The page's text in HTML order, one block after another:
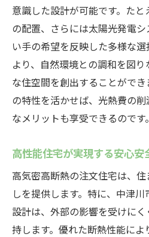
意識した設計が可能です。た
の配置、さらには太陽光発電
い手の希望を反映した多様な
より、自然環境との調和を図
な住空間を創出することがで
の特性を活かせば、光熱費の
なメリットも享受できるのです。
高性能住宅が実現する安心安
高気密高断熱の注文住宅は、
しを提供します。特に、中津
設計は、外部の影響を受けに
持します。優れた断熱性能に